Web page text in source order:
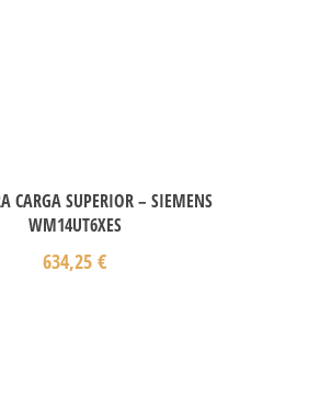
CARGA SUPERIOR – SIEMENS
WM14UT6XES
634,25 €